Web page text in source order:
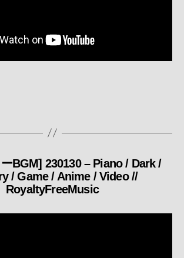
カ
テ
ゴ
ー
BGM] 230130 – Piano / Dark /
/ Game / Anime / Video //
RoyaltyFreeMusic